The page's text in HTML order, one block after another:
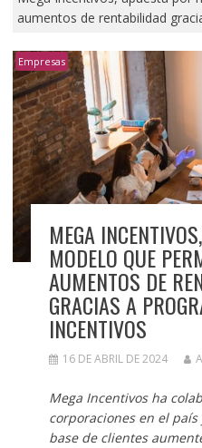
aumentos de rentabilidad
Empresas
MEGA
MODELO QUE
AUMENTOS DE
GRACIAS A
INCENTIVOS
16 DE ABRIL DE 2024
Mega Incentivos ha
corporaciones en el
base de clientes